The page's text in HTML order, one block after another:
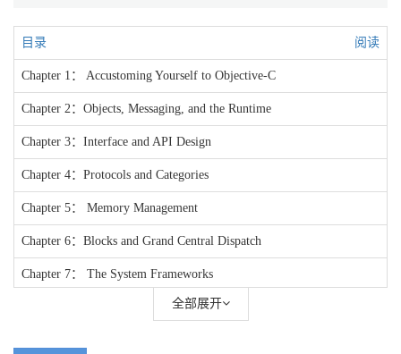
目录 阅读
Chapter 1： Accustoming Yourself to Objective-C
Chapter 2：Objects, Messaging, and the Runtime
Chapter 3：Interface and API Design
Chapter 4：Protocols and Categories
Chapter 5： Memory Management
Chapter 6：Blocks and Grand Central Dispatch
Chapter 7： The System Frameworks
全部展开